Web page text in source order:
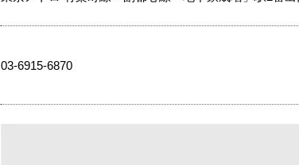
03-6915-6870